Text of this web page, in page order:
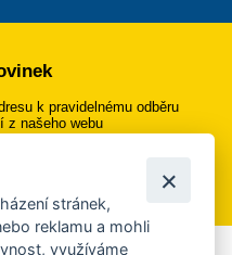
k pravidelnému odběru
z našeho webu
odběru
stránek,
reklamu a mohli
využíváme